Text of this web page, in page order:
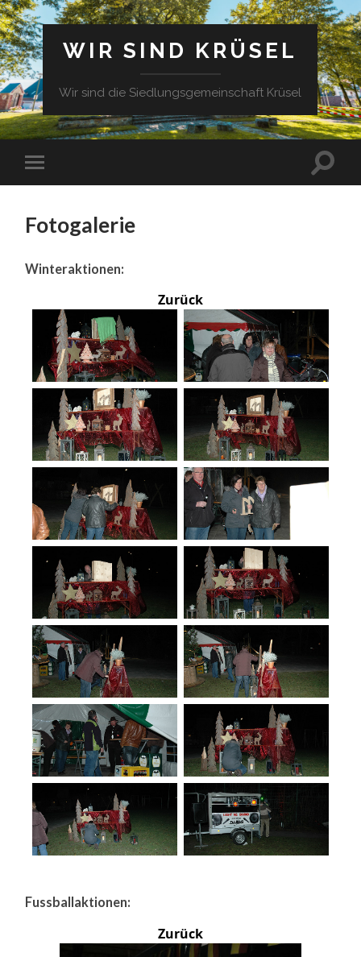
WIR SIND KRÜSEL
Wir sind die Siedlungsgemeinschaft Krüsel
Fotogalerie
Winteraktionen:
Zurück
Fussballaktionen:
Zurück